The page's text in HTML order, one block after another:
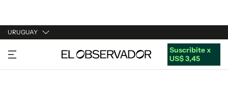
URUGUAY
URUGUAY
ARGENTINA
Suscribite x
US$ 3,45